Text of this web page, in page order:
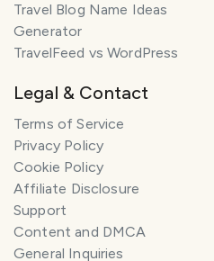
SMILES
Travel Blog Name Ideas
Generator
TravelFeed vs WordPress
Legal & Contact
Terms of Service
Privacy Policy
Cookie Policy
Affiliate Disclosure
Support
Content and DMCA
General Inquiries